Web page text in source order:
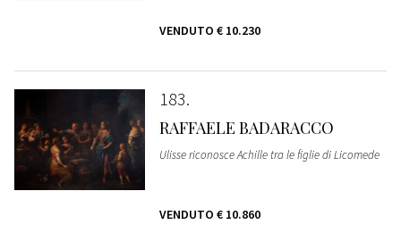
VENDUTO € 10.230
183
RAFFAELE BADARACCO
Ulisse riconosce Achille tra le figlie di Licomede
VENDUTO € 10.860